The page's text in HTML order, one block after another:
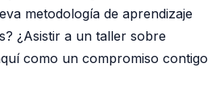
metodología de aprendizaje
¿Asistir a un taller sobre
como un compromiso contigo